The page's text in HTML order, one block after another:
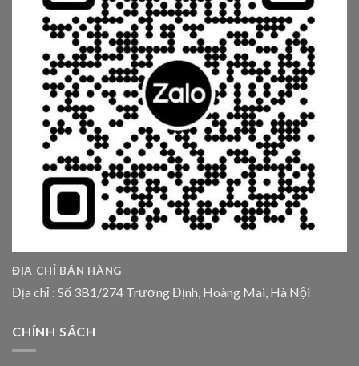
ĐỊA CHỈ BÁN HÀNG
Địa chỉ : Số 3B1/274 Trương Định, Hoàng Mai, Hà Nội
CHÍNH SÁCH